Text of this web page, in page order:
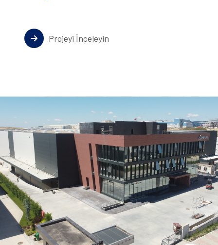
Projeyi İnceleyin